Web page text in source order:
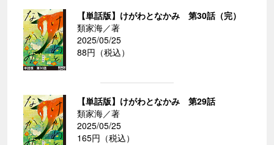
【単話版】けがわとなかみ 第30話（完）
類家海／著
2025/05/25
88円（税込）
【単話版】けがわとなかみ 第29話
類家海／著
2025/05/25
165円（税込）